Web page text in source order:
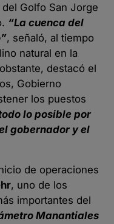
Golfo San Jorge
“La cuenca del
, señaló, al tiempo
natural en la
destacó el
Gobierno
los puestos
lo posible por
gobernador y el
de operaciones
, uno de los
importantes del
Manantiales